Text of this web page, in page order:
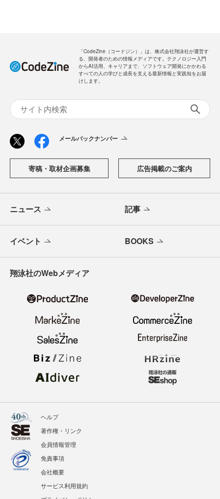
「CodeZine（コードジン）」は、株式会社翔泳社が運営す
る、開発者のための情報メディアです。テクノロジー入門
からAI活用、キャリアまで、ソフトウェア開発にかかわる
すべての人の学びと成長を支える最新情報と実践知をお届
けします。
メールバックナンバー
寄稿・取材企画募集 広告掲載のご案内
ニュース 記事
イベント BOOKS
翔泳社のWebメディア
ヘルプ
著作権・リンク
会員情報管理
免責事項
会社概要
サービス利用規約